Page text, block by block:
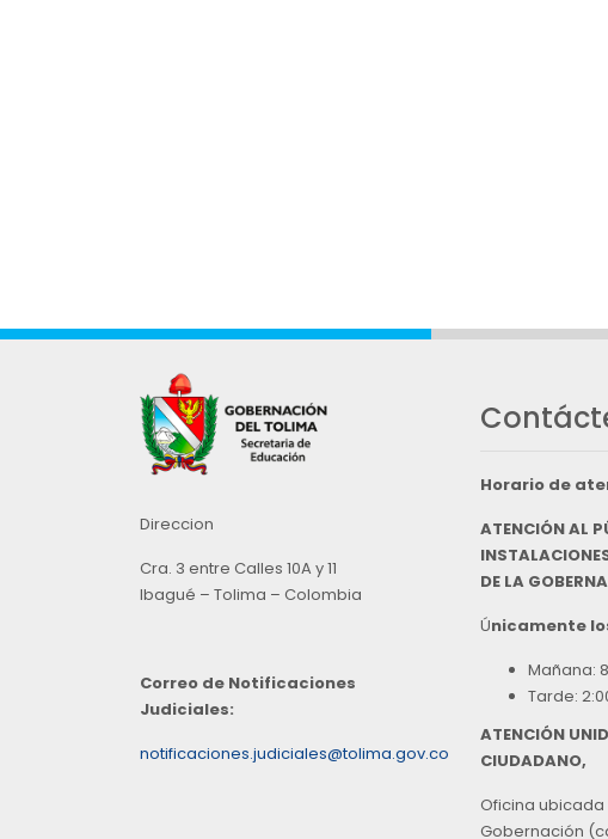
Direccion
Cra. 3 entre Calles 10A y 11
Ibagué – Tolima – Colombia
Correo de Notificaciones
Judiciales:
notificaciones.judiciales@tolima.gov.co
Horario de
ATENCIÓN AL
DE LA
Únicamente
Mañana:
Tarde:
ATENCIÓN
CIUDADANO,
Oficina
Gobernación